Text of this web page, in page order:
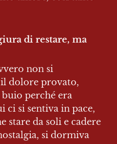
di restare, ma
non si
dolore provato,
perché era
ci si sentiva in pace,
stare da soli e cadere
si dormiva